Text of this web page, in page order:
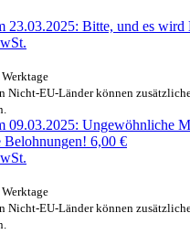
23.03.2025: Bitte, und es wird
Nicht-EU-Länder können
09.03.2025: Ungewöhnliche
6,00 €
Nicht-EU-Länder können